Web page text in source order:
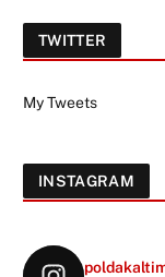
TWITTER
My Tweets
INSTAGRAM